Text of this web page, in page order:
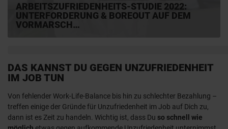
ARBEITSZUFRIEDENHEITS-STUDIE 2022:
UNTERFORDERUNG & BOREOUT AUF DEM
VORMARSCH
DAS KANNST DU GEGEN UNZUFRIEDENHEIT
IM JOB TUN
Von fehlender Work-Life-Balance bis hin zu schlechter Bezahlung –
treffen einige der Gründe für Unzufriedenheit im Job auf Dich zu,
dann ist es Zeit zu handeln. Wichtig ist, dass Du so schnell wie